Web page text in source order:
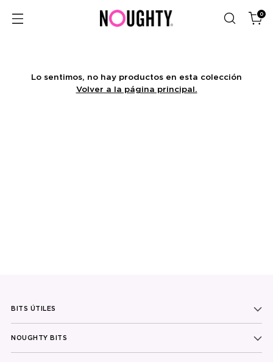
0
Lo sentimos, no hay productos en esta colección
Volver a la página principal.
BITS ÚTILES
NOUGHTY BITS